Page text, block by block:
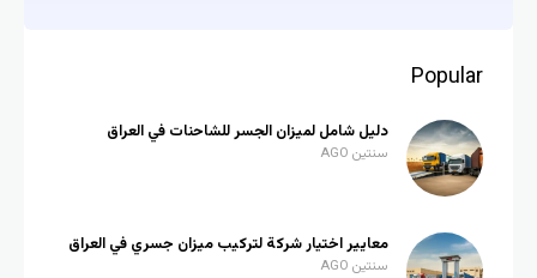
Popular
دليل شامل لميزان الجسر للشاحنات في العراق
سنتين AGO
معايير اختيار شركة لتركيب ميزان جسري في العراق
سنتين AGO